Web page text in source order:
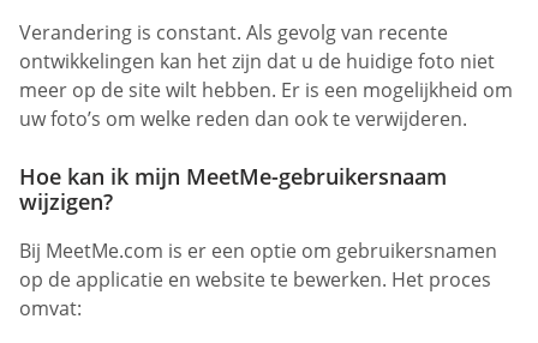
Verandering is constant. Als gevolg van recente
ontwikkelingen kan het zijn dat u de huidige foto niet
meer op de site wilt hebben. Er is een mogelijkheid om
uw foto’s om welke reden dan ook te verwijderen.
Hoe kan ik mijn MeetMe-gebruikersnaam
wijzigen?
Bij MeetMe.com is er een optie om gebruikersnamen
op de applicatie en website te bewerken. Het proces
omvat: